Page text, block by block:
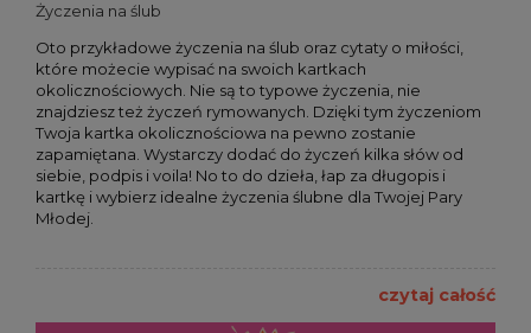
Życzenia na ślub
Oto przykładowe życzenia na ślub oraz cytaty o miłości,
które możecie wypisać na swoich kartkach
okolicznościowych. Nie są to typowe życzenia, nie
znajdziesz też życzeń rymowanych. Dzięki tym życzeniom
Twoja kartka okolicznościowa na pewno zostanie
zapamiętana. Wystarczy dodać do życzeń kilka słów od
siebie, podpis i voila! No to do dzieła, łap za długopis i
kartkę i wybierz idealne życzenia ślubne dla Twojej Pary
Młodej.
czytaj całość